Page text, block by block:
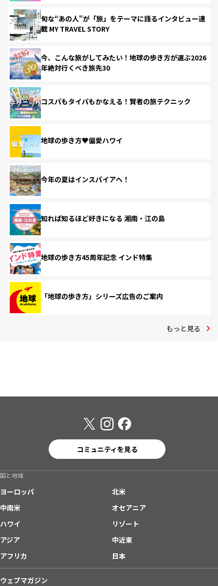
旬な“あの人”が「旅」をテーマに語るインタビュー連
載 MY TRAVEL STORY
今、こんな旅がしてみたい！地球の歩き方が選ぶ2026
年絶対行くべき旅先30
コスパもタイパもかなえる！賢者の旅テクニック
地球の歩き方♥偏愛ハワイ
今年の夏はインスパイアへ！
知れば知るほど好きになる 湘南・江の島
地球の歩き方45周年記念 インド特集
「地球の歩き方」シリーズ広告のご案内
もっと見る
コミュニティを見る
国と地域
ヨーロッパ
北米
中南米
オセアニア
ハワイ
リゾート
アジア
中近東
アフリカ
日本
ウェブマガジン